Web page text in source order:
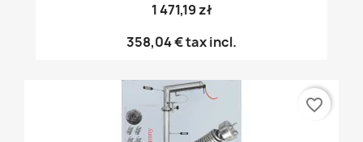
1 471,19 zł
358,04 €tax incl.
favorite_border